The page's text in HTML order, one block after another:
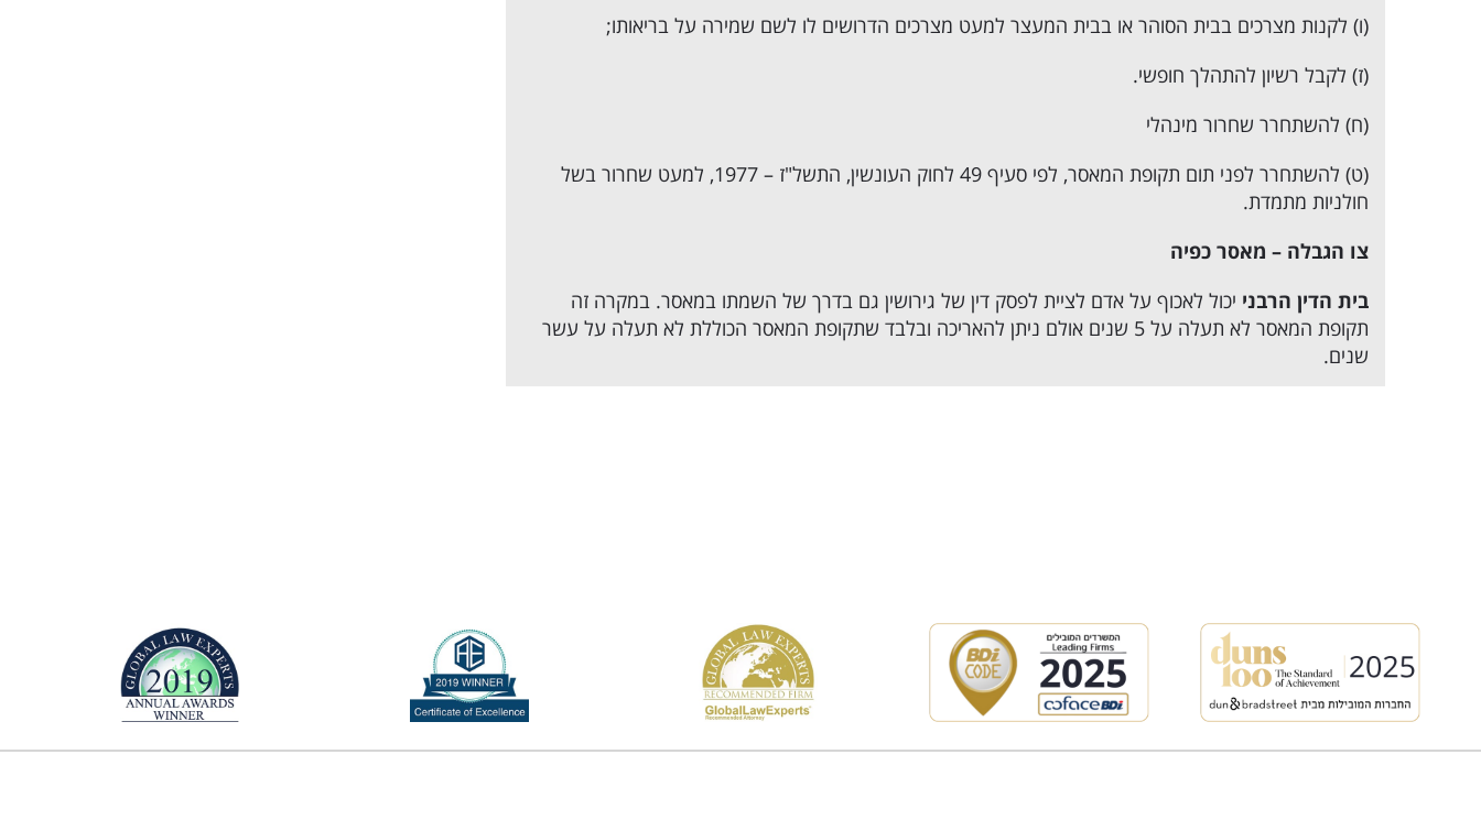
(ו) לקנות מצרכים בבית הסוהר או בבית המעצר למעט מצרכים הדרושים לו לשם שמירה על בריאותו;
(ז) לקבל רשיון להתהלך חופשי.
(ח) להשתחרר שחרור מינהלי
(ט) להשתחרר לפני תום תקופת המאסר, לפי סעיף 49 לחוק העונשין, התשל"ז – 1977, למעט שחרור בשל
חולניות מתמדת.
צו הגבלה – מאסר כפיה
בית הדין הרבני יכול לאכוף על אדם לציית לפסק דין של גירושין גם בדרך של השמתו במאסר. במקרה זה
תקופת המאסר לא תעלה על 5 שנים אולם ניתן להאריכה ובלבד שתקופת המאסר הכוללת לא תעלה על עשר
שנים.